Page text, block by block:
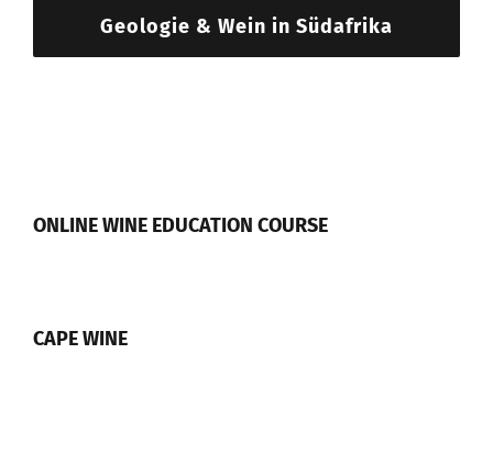
Geologie & Wein in Südafrika
ONLINE WINE EDUCATION COURSE
CAPE WINE